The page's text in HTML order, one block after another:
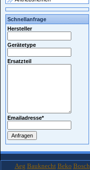
Schnellanfrage
Hersteller
Gerätetype
Ersatzteil
Emailadresse*
Aeg Bauknecht Beko Bosch